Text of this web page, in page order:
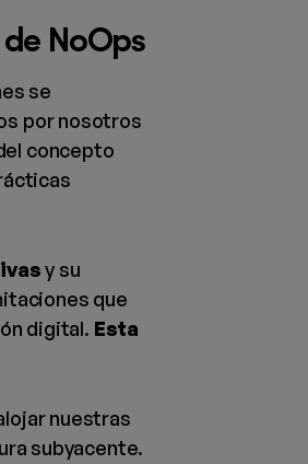
NoOps
se
por nosotros
concepto
y su
que
digital. Esta
nuestras
subyacente.